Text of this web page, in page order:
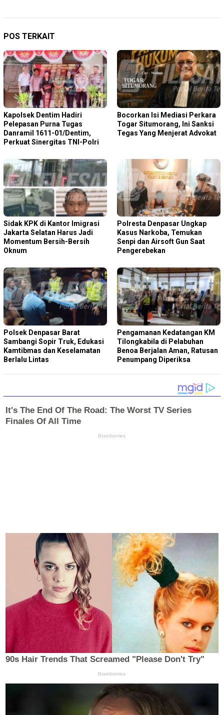
POS TERKAIT
Kapolsek Dentim Hadiri
Pelepasan Purna Tugas
Danramil 1611-01/Dentim,
Perkuat Sinergitas TNI-Polri
Bocorkan Isi Mediasi Perkara
Togar Situmorang, Ini Sanksi
Tegas Yang Menjerat Advokat
Sidak KPK di Kantor Imigrasi
Jakarta Selatan Harus Jadi
Momentum Bersih-Bersih
Oknum
Polresta Denpasar Ungkap
Kasus Narkoba, Temukan
Senpi dan Airsoft Gun Saat
Pengerebekan
Polsek Denpasar Barat
Sambangi Sopir Truk, Edukasi
Kamtibmas dan Keselamatan
Berlalu Lintas
Pengamanan Kedatangan KM
Tilongkabila di Pelabuhan
Benoa Berjalan Aman, Ratusan
Penumpang Diperiksa